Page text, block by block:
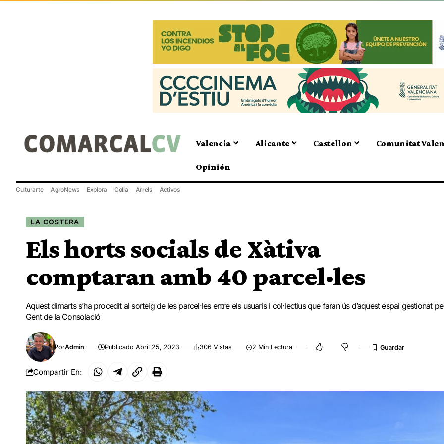
Valencia Alicante Castellon Comunitat
Opinión
Culturarte AgroNews Explora Colla Arrels Activos
LA COSTERA
Els horts socials de Xàtiva
comptaran amb 40 parcel·les
Aquest dimarts s’ha procedit al sorteig de les parcel·les entre els usuaris i col·lectius que faran ús d’aquest espai gestionat
Gent de la Consolació
PorAdmin Publicado Abril 25, 2023 306 Vistas 2 Min Lectura
Compartir En: